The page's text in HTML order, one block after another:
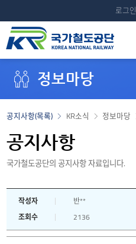
로그인
정보마당
정보마당
KR소식
공지사항(목록)
공지사항
국가철도공단의 공지사항 자료입니다.
작성자
반**
조회수
2136